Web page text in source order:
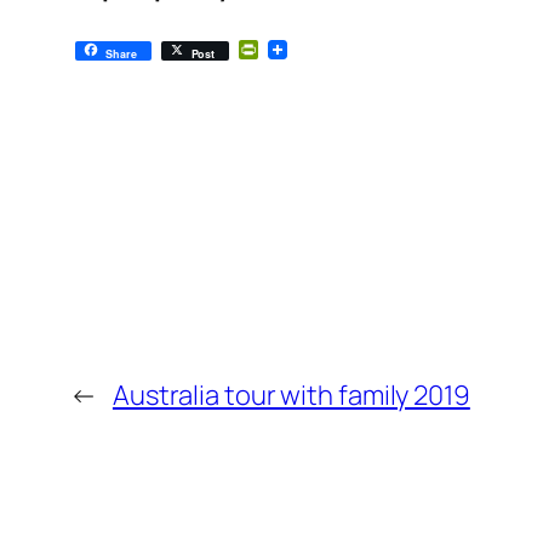
Share Post PrintFriendly
← Australia tour with family 2019